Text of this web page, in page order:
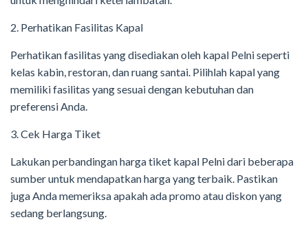
2. Perhatikan Fasilitas Kapal
Perhatikan fasilitas yang disediakan oleh kapal Pelni seperti
kelas kabin, restoran, dan ruang santai. Pilihlah kapal yang
memiliki fasilitas yang sesuai dengan kebutuhan dan
preferensi Anda.
3. Cek Harga Tiket
Lakukan perbandingan harga tiket kapal Pelni dari beberapa
sumber untuk mendapatkan harga yang terbaik. Pastikan
juga Anda memeriksa apakah ada promo atau diskon yang
sedang berlangsung.